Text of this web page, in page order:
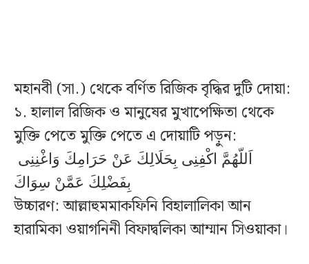
মহানবী (সা.) থেকে বর্ণিত রিজিক বৃদ্ধির দুটি দোয়া:
১. হালাল রিজিক ও মানুষের মুখাপেক্ষিতা থেকে
মুক্তি পেতে মুক্তি পেতে এ দোয়াটি পড়ুন:
بِفَضْلِكَ عَمَّنْ سِوَاكَ
উচ্চারণ: আল্লাহুমমাকফিনি বিহালালিকা আন
হারামিকা ওয়াগনিনী বিফাদ্বলিকা আম্মান সিওয়াকা।